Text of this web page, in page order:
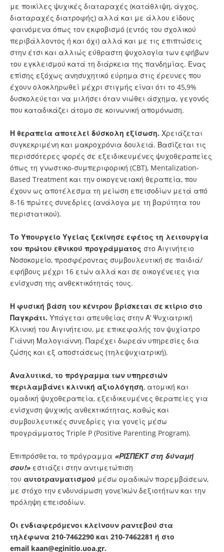
με ποικίλες ψυχικές διαταραχές (κατάθλιψη, άγχος,
διαταραχές διατροφής) αλλά και με άλλου είδους
φαινόμενα όπως τον εκφοβισμό (εντός του σχολικού
περιβάλλοντος ή και όχι) αλλά και με τις επιπτώσεις
στην έτσι και αλλιώς εύθραστη ψυχολογία των εφήβων
του εγκλεισμού κατά τη διάρκεια της πανδημίας. Ενας
επίσης εξόχως ανησυχητικό εύρημα στις έρευνες που
έχουν ολοκληρωθεί μέχρι στιγμής είναι ότι το 45,9%
δυσκολεύεται να μιλήσει όταν νιώθει άσχημα, γεγονός
που καταδικάζει άτομο σε κοινωνική απομόνωση.
Η θεραπεία αποτελεί δύσκολη εξίσωση. Χρειάζεται
συγκεκριμένη και μακροχρόνια δουλειά. Βασίζεται τις
περισσότερες φορές σε εξειδικευμένες ψυχοθεραπείες
όπως τη γνωστικο-συμπεριφορική (CBT), Mentalization-
Based Treatment και την οικογενειακή θεραπεία, που
έχουν ως αποτέλεσμα τη μείωση επεισοδίων μετά από
8-16 πρώτες συνεδρίες (ανάλογα με τη βαρύτητα του
περιστατικού).
Το Υπουργείο Υγείας ξεκίνησε εφέτος τη λειτουργία
του πρώτου εθνικού προγράμματος στο Αιγινήτειο
Νοσοκομείο, προσφέροντας συμβουλευτική σε παιδιά/
εφήβους μέχρι 16 ετών αλλά και σε οικογένειες για
ενίσχυση της ανθεκτικότητάς τους.
Η φυσική βάση του κέντρου βρίσκεται σε κτίριο στο
Παγκράτι. Υπάγεται απευθείας στην Α’ Ψυχιατρική
Κλινική του Αιγινήτειου, με επικεφαλής τον ψυχίατρο
Γιάννη Μαλογιάννη. Παρέχει δωρεάν υπηρεσίες δια
ζώσης και εξ αποστάσεως (τηλεψυχιατρική).
Αναλυτικά, το πρόγραμμα των υπηρεσιών
περιλαμβάνει κλινική αξιολόγηση, ατομική και
ομαδική ψυχοθεραπεία, εξειδικευμένες θεραπείες για
ενίσχυση ψυχικής ανθεκτικότητας, καθώς και
συμβουλευτικές συνεδρίες για γονείς μέσω
προγράμματος Triple P (Positive Parenting Program).
Επιπρόσθετα, το πρόγραμμα «ΡΙΣΠΕΚΤ στη δύναμή
σου!» εστιάζει στην αντιμετώπιση
του αυτοτραυματισμού μέσω ομαδικών παρεμβάσεων,
με στόχο την ενδυνάμωση γονεϊκών δεξιοτήτων και την
πρόληψη επεισοδίων.
Οι ενδιαφερόμενοι κλείνουν ραντεβού στα
τηλέφωνα 210-7462290 και 210-7462281 ή στο
email kaan@eginitio.uoa.gr.